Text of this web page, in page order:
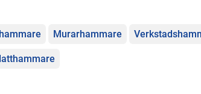
Murarhammare